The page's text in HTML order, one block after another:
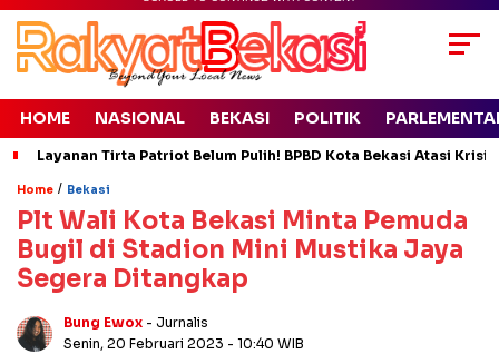
HOME NASIONAL BEKASI POLITIK
Layanan Tirta Patriot Belum Pulih! BPBD Kota Bekasi Atasi
Home / Bekasi
Plt Wali Kota Bekasi Minta Pemuda
Bugil di Stadion Mini Mustika Jaya
Segera Ditangkap
Bung Ewox - Jurnalis
Senin, 20 Februari 2023 - 10:40 WIB